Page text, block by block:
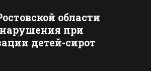
области
при
детей-сирот